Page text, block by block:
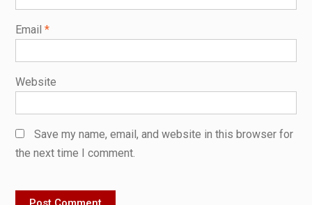
Email *
Website
Save my name, email, and website in this browser for
the next time I comment.